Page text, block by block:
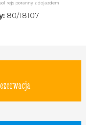
rejs poranny z dojazdem
80/18107